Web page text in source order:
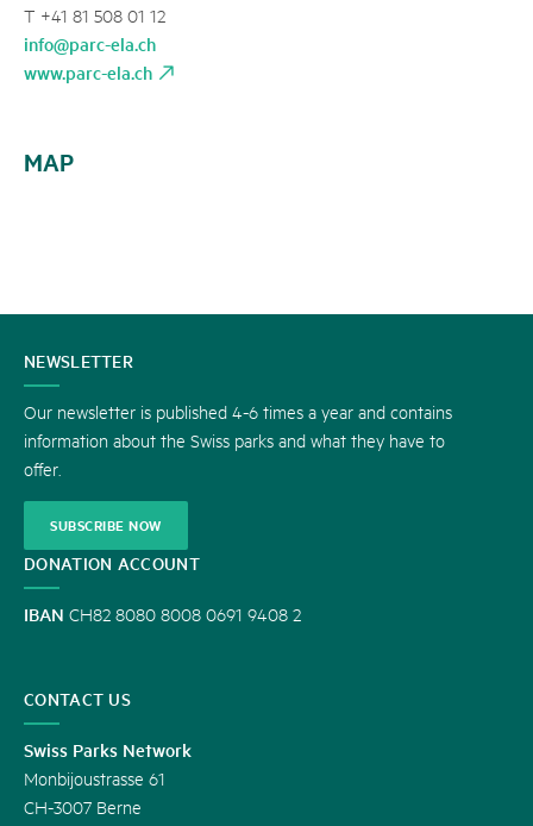
T +41 81 508 01 12
info@parc-ela.ch
www.parc-ela.ch
MAP
CONTACT
US
NEWSLETTER
Our newsletter is published 4-6 times a year and contains
information about the Swiss parks and what they have to
offer.
SUBSCRIBE NOW
DONATION ACCOUNT
IBAN CH82 8080 8008 0691 9408 2
CONTACT US
Swiss Parks Network
Monbijoustrasse 61
CH-3007 Berne